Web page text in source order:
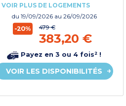
VOIR PLUS DE LOGEMENTS
du 19/09/2026 au 26/09/2026
-20% 479 €
383,20 €
Payez en 3 ou 4 fois² !
VOIR LES DISPONIBILITÉS